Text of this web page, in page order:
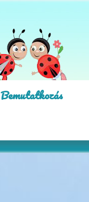
Bemutatkozás